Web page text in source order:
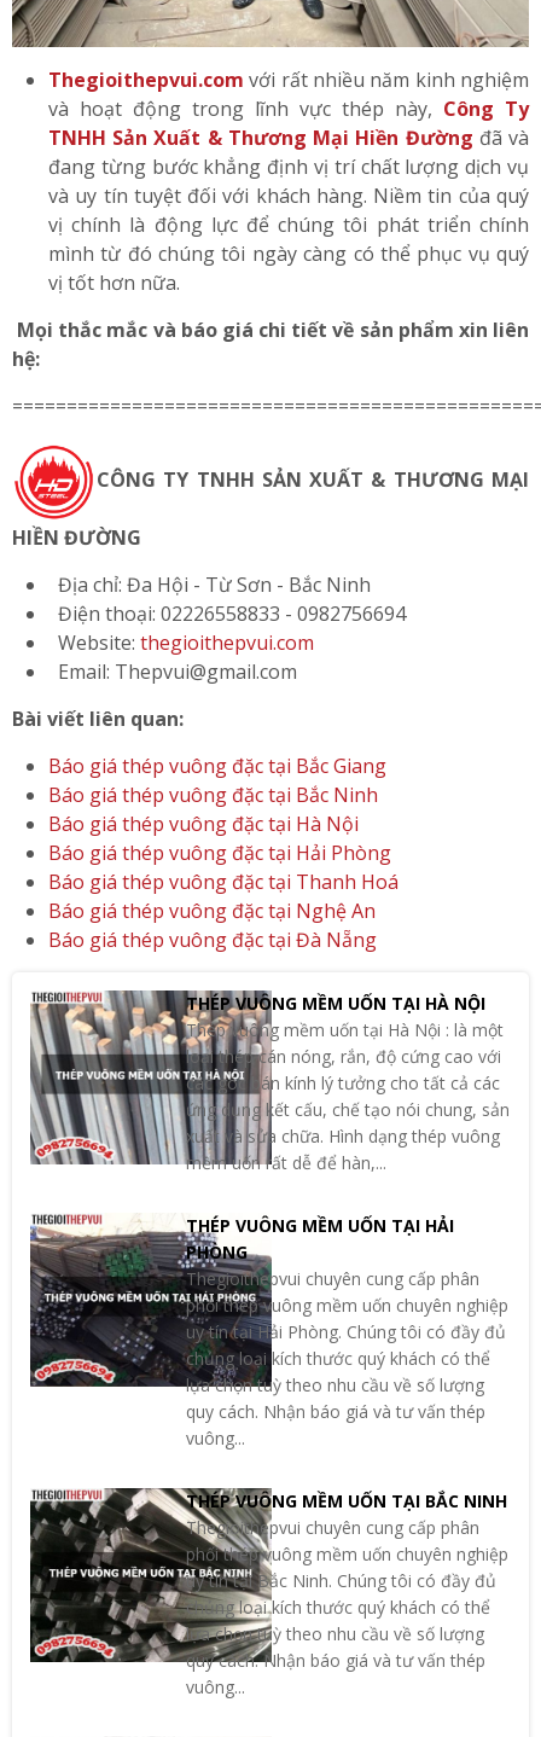
Thegioithepvui.com với rất nhiều năm kinh nghiệm
và hoạt động trong lĩnh vực thép này, Công Ty
TNHH Sản Xuất & Thương Mại Hiền Đường đã và
đang từng bước khẳng định vị trí chất lượng dịch vụ
và uy tín tuyệt đối với khách hàng. Niềm tin của quý
vị chính là động lực để chúng tôi phát triển chính
mình từ đó chúng tôi ngày càng có thể phục vụ quý
vị tốt hơn nữa.
Mọi thắc mắc và báo giá chi tiết về sản phẩm xin liên
hệ:
CÔNG TY TNHH SẢN XUẤT & THƯƠNG MẠI
HIỀN ĐƯỜNG
Địa chỉ: Đa Hội - Từ Sơn - Bắc Ninh
Điện thoại: 02226558833 - 0982756694
Website: thegioithepvui.com
Email: Thepvui@gmail.com
Bài viết liên quan:
Báo giá thép vuông đặc tại Bắc Giang
Báo giá thép vuông đặc tại Bắc Ninh
Báo giá thép vuông đặc tại Hà Nội
Báo giá thép vuông đặc tại Hải Phòng
Báo giá thép vuông đặc tại Thanh Hoá
Báo giá thép vuông đặc tại Nghệ An
Báo giá thép vuông đặc tại Đà Nẵng
THÉP VUÔNG MỀM UỐN TẠI HÀ NỘI
Thép vuông mềm uốn tại Hà Nội : là một
loại thép cán nóng, rắn, độ cứng cao với
các góc bán kính lý tưởng cho tất cả các
ứng dụng kết cấu, chế tạo nói chung, sản
xuất và sửa chữa. Hình dạng thép vuông
mềm uốn rất dễ để hàn,...
THÉP VUÔNG MỀM UỐN TẠI HẢI
PHÒNG
Thegioithepvui chuyên cung cấp phân
phối thép vuông mềm uốn chuyên nghiệp
uy tín tại Hải Phòng. Chúng tôi có đầy đủ
chủng loại kích thước quý khách có thể
lựa chọn tuỳ theo nhu cầu về số lượng
quy cách. Nhận báo giá và tư vấn thép
vuông...
THÉP VUÔNG MỀM UỐN TẠI BẮC NINH
Thegioithepvui chuyên cung cấp phân
phối thép vuông mềm uốn chuyên nghiệp
uy tín tại Bắc Ninh. Chúng tôi có đầy đủ
chủng loại kích thước quý khách có thể
lựa chọn tuỳ theo nhu cầu về số lượng
quy cách. Nhận báo giá và tư vấn thép
vuông...